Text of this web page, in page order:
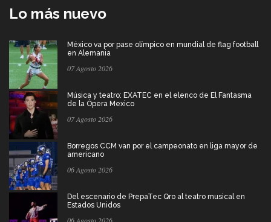
Lo más nuevo
México va por pase olímpico en mundial de flag football
en Alemania
07 Agosto 2026
Música y teatro: EXATEC en el elenco de El Fantasma
de la Ópera Mexico
07 Agosto 2026
Borregos CCM van por el campeonato en liga mayor de
americano
06 Agosto 2026
Del escenario de PrepaTec Qro al teatro musical en
Estados Unidos